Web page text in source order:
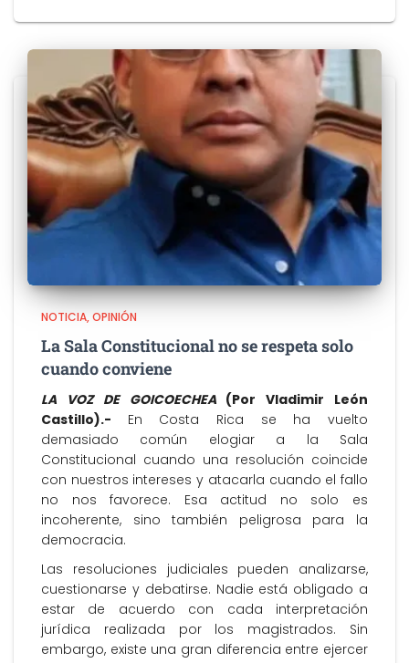
NOTICIA OPINIÓN
La Sala Constitucional no se respeta solo
cuando conviene
LA VOZ DE GOICOECHEA(Por Vladimir León
Castillo).- En Costa Rica se ha vuelto
demasiado común elogiar a la Sala
Constitucional cuando una resolución coincide
con nuestros intereses y atacarla cuando el fallo
no nos favorece. Esa actitud no solo es
incoherente, sino también peligrosa para la
democracia.
Las resoluciones judiciales pueden analizarse,
cuestionarse y debatirse. Nadie está obligado a
estar de acuerdo con cada interpretación
jurídica realizada por los magistrados. Sin
embargo, existe una gran diferencia entre ejercer